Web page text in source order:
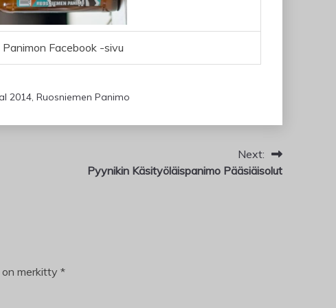
Panimon Facebook -sivu
2014, Ruosniemen Panimo
Next:
Pyynikin Käsityöläispanimo Pääsiäisolut
merkitty *